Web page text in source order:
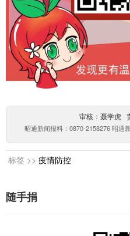
审核：聂学虎
昭通新闻报料：0870-2158276 昭通
标签 >> 疫情防控
随手捐